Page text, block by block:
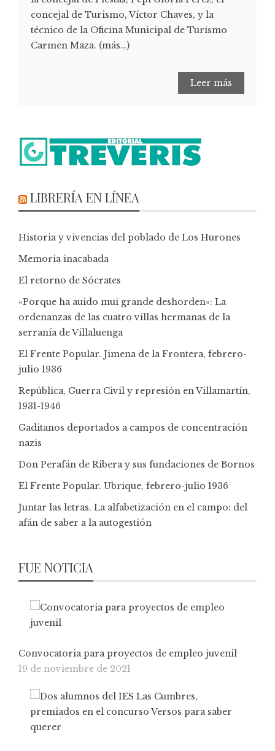
concejal de Turismo, Víctor Chaves, y la
técnico de la Oficina Municipal de Turismo
Carmen Maza. (más…)
Leer más
LIBRERÍA EN LÍNEA
Historia y vivencias del poblado de Los Hurones
Memoria inacabada
El retorno de Sócrates
«Porque ha auido mui grande deshorden»: La
ordenanzas de las cuatro villas hermanas de la
serranía de Villaluenga
El Frente Popular. Jimena de la Frontera, febrero-
julio 1936
República, Guerra Civil y represión en Villamartín,
1931-1946
Gaditanos deportados a campos de concentración
nazis
Don Perafán de Ribera y sus fundaciones de Bornos
El Frente Popular. Ubrique, febrero-julio 1936
Juntar las letras. La alfabetización en el campo: del
afán de saber a la autogestión
FUE NOTICIA
Convocatoria para proyectos de empleo juvenil
19 de noviembre de 2021